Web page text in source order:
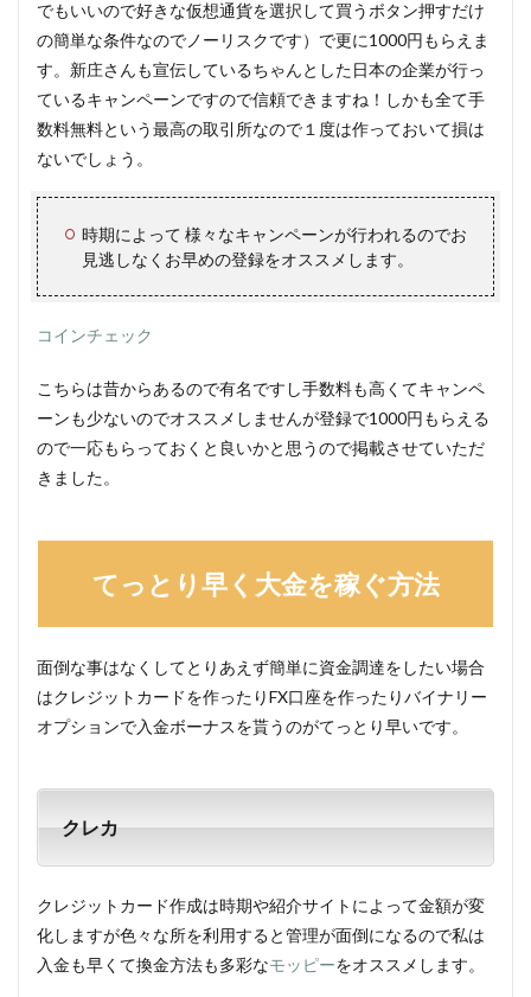
でもいいので好きな仮想通貨を選択して買うボタン押すだけ
の簡単な条件なのでノーリスクです）で更に1000円もらえま
す。新庄さんも宣伝しているちゃんとした日本の企業が行っ
ているキャンペーンですので信頼できますね！しかも全て手
数料無料という最高の取引所なので１度は作っておいて損は
ないでしょう。
時期によって 様々なキャンペーンが行われるのでお
見逃しなくお早めの登録をオススメします。
コインチェック
こちらは昔からあるので有名ですし手数料も高くてキャンペ
ーンも少ないのでオススメしませんが登録で1000円もらえる
ので一応もらっておくと良いかと思うので掲載させていただ
きました。
てっとり早く大金を稼ぐ方法
面倒な事はなくしてとりあえず簡単に資金調達をしたい場合
はクレジットカードを作ったりFX口座を作ったりバイナリー
オプションで入金ボーナスを貰うのがてっとり早いです。
クレカ
クレジットカード作成は時期や紹介サイトによって金額が変
化しますが色々な所を利用すると管理が面倒になるので私は
入金も早くて換金方法も多彩なモッピーをオススメします。